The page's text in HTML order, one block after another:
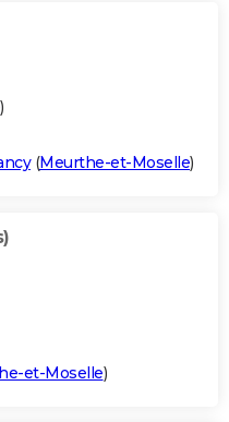
)
(Meurthe-et-Moselle)
et-Moselle)